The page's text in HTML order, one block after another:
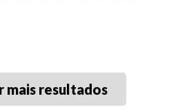
mais resultados